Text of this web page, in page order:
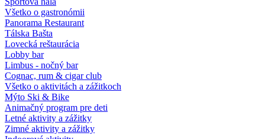
Všetko o gastronómii
Panorama Restaurant
Tálska Bašta
Lovecká reštaurácia
Lobby bar
Limbus - nočný bar
Cognac, rum & cigar club
Všetko o aktivitách a zážitkoch
Mýto Ski & Bike
Animačný program pre deti
Letné aktivity a zážitky
Zimné aktivity a zážitky